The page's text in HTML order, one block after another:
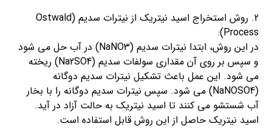
2. روش استخراج اسید نیتریک از نیترات سدیم (Ostwald
Process):
در این روش، ابتدا نیترات سدیم (NaNO3) در آب حل می شود
و سپس بر روی آن مقداری سولفات سدیم (Na2SO4) ریخته
می شود. این عمل باعث تشکیل نیترات سدیم دوگانه
(NaNOSO4) می شود. سپس نیترات سدیم دوگانه را با بخار
آب شستشو می کنند تا اسید نیتریک به حالت آزاد در آید.
اسید نیتریک حاصل از این روش قابل استفاده است.